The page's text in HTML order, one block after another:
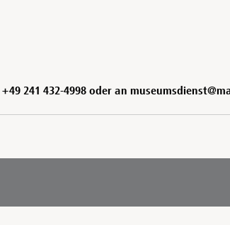
241 432-4998 oder an